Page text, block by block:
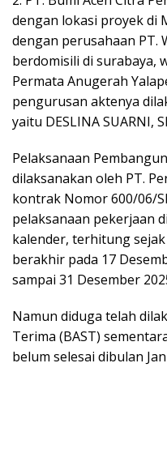
dengan lokasi proyek di
dengan perusahaan PT.
berdomisili di surabaya,
Permata Anugerah
pengurusan aktenya
yaitu DESLINA SUARNI,
Pelaksanaan
dilaksanakan oleh PT.
kontrak Nomor 600/06/
pelaksanaan pekerjaan
kalender, terhitung
berakhir pada 17
sampai 31 Desember
Namun diduga telah
Terima (BAST)
belum selesai dibulan